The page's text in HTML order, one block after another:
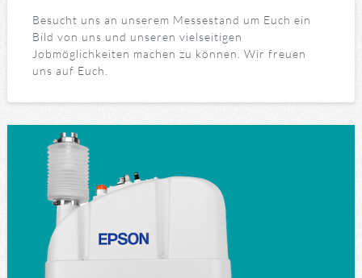
Besucht uns an unserem Messestand um Euch ein
Bild von uns und unseren vielseitigen
Jobmöglichkeiten machen zu können. Wir freuen
uns auf Euch.